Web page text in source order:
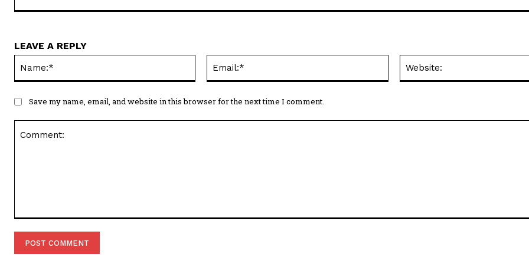
LEAVE A REPLY
Save my name, email, and website in this browser for the next time I comment.